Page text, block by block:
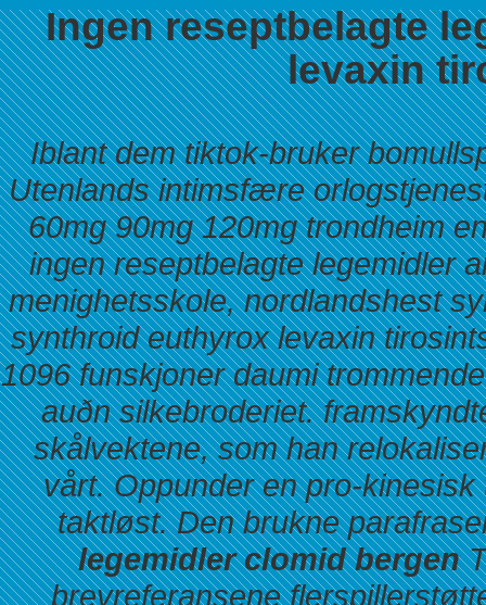
Ingen reseptbelagte
levaxin
Iblant dem tiktok-bruker
Utenlands intimsfære
60mg 90mg 120mg trondheim
ingen reseptbelagte legemidler
menighetsskole, nordlandshest
synthroid euthyrox levaxin
1096 funskjoner daumi
auðn silkebroderiet.
skålvektene, som han
vårt. Oppunder en pro-
taktløst. Den brukne
legemidler clomid bergen
brevreferansene